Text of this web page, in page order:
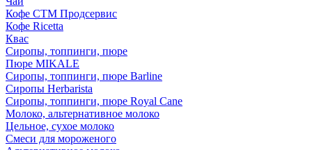
Кофе СТМ Продсервис
Кофе Ricetta
Квас
Сиропы, топпинги, пюре
Пюре MIKALE
Сиропы, топпинги, пюре Barline
Сиропы Herbarista
Сиропы, топпинги, пюре Royal Cane
Молоко, альтернативное молоко
Цельное, сухое молоко
Смеси для мороженого